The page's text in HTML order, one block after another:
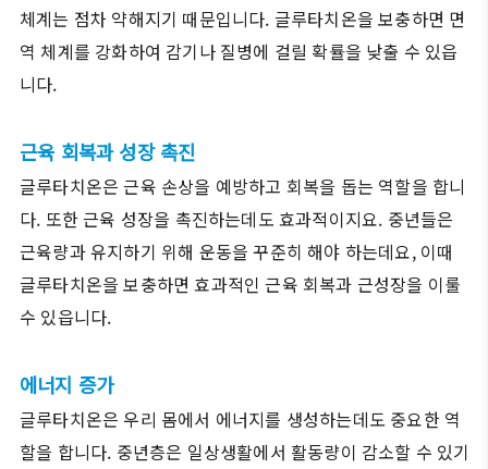
체계는 점차 약해지기 때문입니다. 글루타치온을 보충하면 면
역 체계를 강화하여 감기나 질병에 걸릴 확률을 낮출 수 있읍
니다.
근육 회복과 성장 촉진
글루타치온은 근육 손상을 예방하고 회복을 돕는 역할을 합니
다. 또한 근육 성장을 촉진하는데도 효과적이지요. 중년들은
근육량과 유지하기 위해 운동을 꾸준히 해야 하는데요, 이때
글루타치온을 보충하면 효과적인 근육 회복과 근성장을 이룰
수 있읍니다.
에너지 증가
글루타치온은 우리 몸에서 에너지를 생성하는데도 중요한 역
할을 합니다. 중년층은 일상생활에서 활동량이 감소할 수 있기